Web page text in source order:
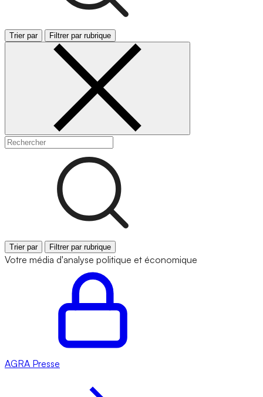
Trier par Filtrer par rubrique
Trier par Filtrer par rubrique
Votre média d'analyse politique et économique
AGRA Presse